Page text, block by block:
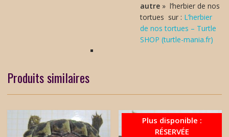
autre» l’herbier de nos
tortues sur : L’herbier
de nos tortues – Turtle
SHOP (turtle-mania.fr)
Produits similaires
Plus disponible :
RÉSERVÉE